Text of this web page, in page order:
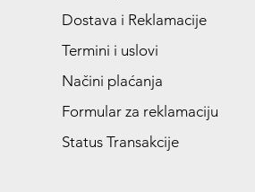
Dostava i Reklamacije
Termini i uslovi
Načini plaćanja
Formular za reklamaciju
Status Transakcije